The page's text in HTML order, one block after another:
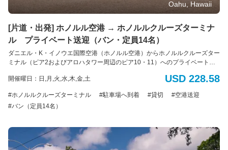
Oahu, Hawaii
[片道・出発] ホノルル空港 → ホノルルクルーズターミナ
ル プライベート送迎（バン・定員14名）
ダニエル・K・イノウエ国際空港（ホノルル空港）からホノルルクルーズター
ミナル（ピア2およびアロハタワー周辺のピア10・11）へのプライベート送
物14個まで） *追加のバッグ、大型の荷物、サーフボード、または自転車の
子のアシスタントが利用可能です。障害による特別な配慮が必要な場合は、
予約時に具体的な要件をお知らせください。ご利用可能な車両に限りがある
があります。障害のある旅行者のニーズに対応するため努めてまいります。
電動車椅子やスクーターの場合：車椅子とお客様の合計重量は500ポンド
(226kg)を超えてはいけません。利用可能なプラットフォームの寸法は48イン
開催曜日：日,月,火,水,木,金,土 USD 228.58
ホノルルクルーズターミナル 駐車場へ到着 貸切
空港送迎
バン（定員14名）